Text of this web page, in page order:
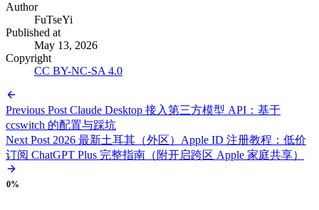
Author
FuTseYi
Published at
May 13, 2026
Copyright
CC BY-NC-SA 4.0
Previous Post Claude Desktop 接入第三方模型 API：基于
ccswitch 的配置与踩坑
Next Post 2026 最新土耳其（外区）Apple ID 注册教程：低价
订阅 ChatGPT Plus 完整指南（附开启跨区 Apple 家庭共享）
0%